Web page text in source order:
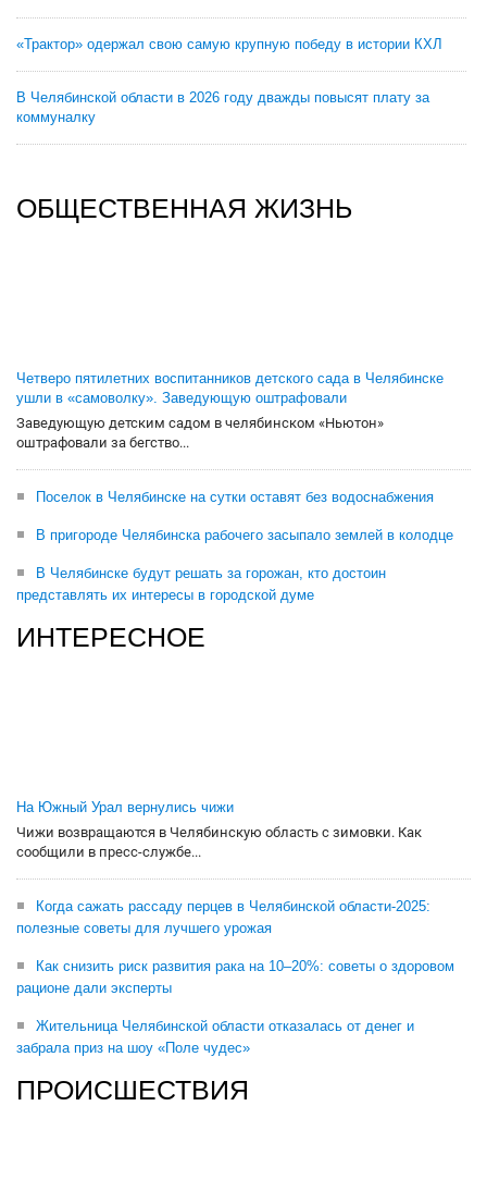
«Трактор» одержал свою самую крупную победу в истории КХЛ
В Челябинской области в 2026 году дважды повысят плату за
коммуналку
ОБЩЕСТВЕННАЯ ЖИЗНЬ
Четверо пятилетних воспитанников детского сада в Челябинске
ушли в «самоволку». Заведующую оштрафовали
Заведующую детским садом в челябинском «Ньютон»
оштрафовали за бегство...
Поселок в Челябинске на сутки оставят без водоснабжения
В пригороде Челябинска рабочего засыпало землей в колодце
В Челябинске будут решать за горожан, кто достоин
представлять их интересы в городской думе
ИНТЕРЕСНОЕ
На Южный Урал вернулись чижи
Чижи возвращаются в Челябинскую область с зимовки. Как
сообщили в пресс-службе...
Когда сажать рассаду перцев в Челябинской области-2025:
полезные советы для лучшего урожая
Как снизить риск развития рака на 10–20%: советы о здоровом
рационе дали эксперты
Жительница Челябинской области отказалась от денег и
забрала приз на шоу «Поле чудес»
ПРОИСШЕСТВИЯ